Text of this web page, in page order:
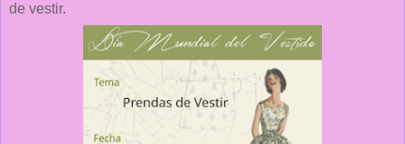
de vestir.